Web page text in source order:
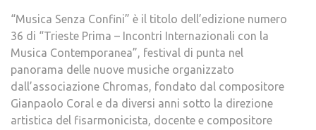
“Musica Senza Confini” è il titolo dell’edizione numero
36 di “Trieste Prima – Incontri Internazionali con la
Musica Contemporanea”, festival di punta nel
panorama delle nuove musiche organizzato
dall’associazione Chromas, fondato dal compositore
Gianpaolo Coral e da diversi anni sotto la direzione
artistica del fisarmonicista, docente e compositore